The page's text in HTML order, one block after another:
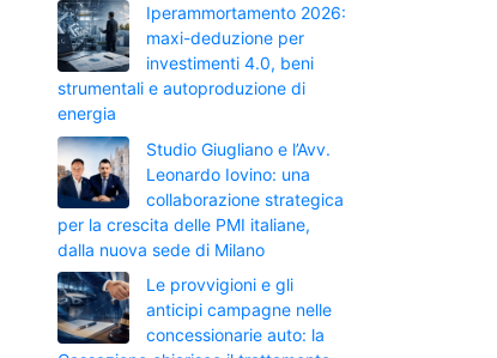
Iperammortamento 2026:
maxi-deduzione per
investimenti 4.0, beni
strumentali e autoproduzione di
energia
Studio Giugliano e l’Avv.
Leonardo Iovino: una
collaborazione strategica
per la crescita delle PMI italiane,
dalla nuova sede di Milano
Le provvigioni e gli
anticipi campagne nelle
concessionarie auto: la